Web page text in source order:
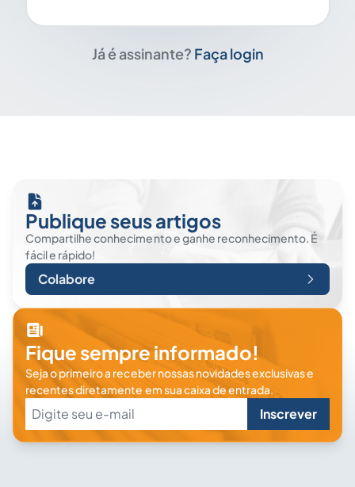
Já é assinante? Faça login
Publique seus artigos
Compartilhe conhecimento e ganhe reconhecimento. É
fácil e rápido!
Colabore
Fique sempre informado!
Seja o primeiro a receber nossas novidades exclusivas e
recentes diretamente em sua caixa de entrada.
Inscrever